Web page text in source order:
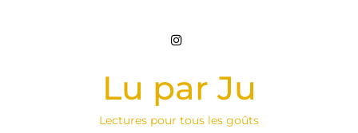
Lu par Ju
Lectures pour tous les goûts